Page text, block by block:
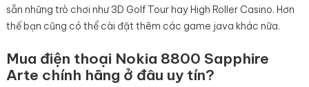
sẵn những trò chơi như 3D Golf Tour hay High Roller Casino. Hơn
thế bạn cũng có thể cài đặt thêm các game java khác nữa.
Mua điện thoại Nokia 8800 Sapphire
Arte chính hãng ở đâu uy tín?